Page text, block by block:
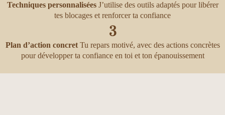
Techniques personnaliséesJ’utilise des outils adaptés pour libérer
tes blocages et renforcer ta confiance
3
Plan d’action concretTu repars motivé, avec des actions concrètes
pour développer ta confiance en toi et ton épanouissement